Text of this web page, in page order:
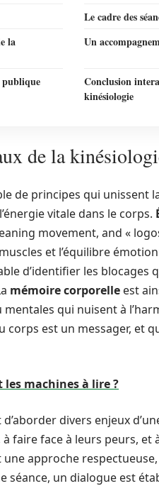
Le cadre des
la
Un
publique
Conclusion
kinésiologie
de la
de principes qui unissent
vitale dans le corps.
movement, and «
et l’équilibre
d’identifier les blocages
mémoire corporelle est
qui nuisent à
corps est un messager, et
machines à lire ?
divers enjeux
faire face à leurs peurs, et
approche
séance, un dialogue est